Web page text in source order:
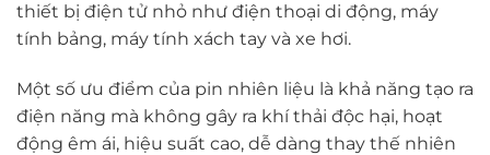
thiết bị điện tử nhỏ như điện thoại di động, máy
tính bảng, máy tính xách tay và xe hơi.
Một số ưu điểm của pin nhiên liệu là khả năng tạo ra
điện năng mà không gây ra khí thải độc hại, hoạt
động êm ái, hiệu suất cao, dễ dàng thay thế nhiên